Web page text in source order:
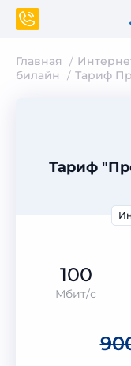
Главная
билайн
Тариф
Тариф
100
Мбит/с